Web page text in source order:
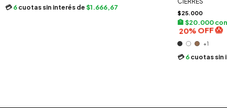
6cuotas sin interés de$1.666,67
$25.000
$20.000con
+1
6 cuotas sin